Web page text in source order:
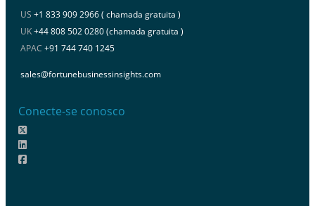
US +1 833 909 2966 ( chamada gratuita )
UK+44 808 502 0280 (chamada gratuita )
APAC +91 744 740 1245
sales@fortunebusinessinsights.com
Conecte-se conosco